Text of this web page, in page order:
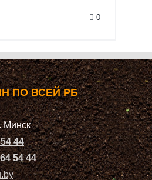
0
ПО ВСЕЙ РБ
Минск
44
54 44